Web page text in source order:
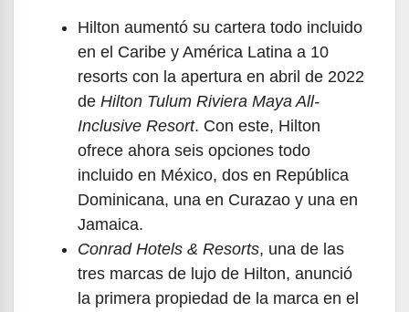
Hilton aumentó su cartera todo incluido
en el Caribe y América Latina a 10
resorts con la apertura en abril de 2022
de Hilton Tulum Riviera Maya All-
Inclusive Resort. Con este, Hilton
ofrece ahora seis opciones todo
incluido en México, dos en República
Dominicana, una en Curazao y una en
Jamaica.
Conrad Hotels & Resorts, una de las
tres marcas de lujo de Hilton, anunció
la primera propiedad de la marca en el